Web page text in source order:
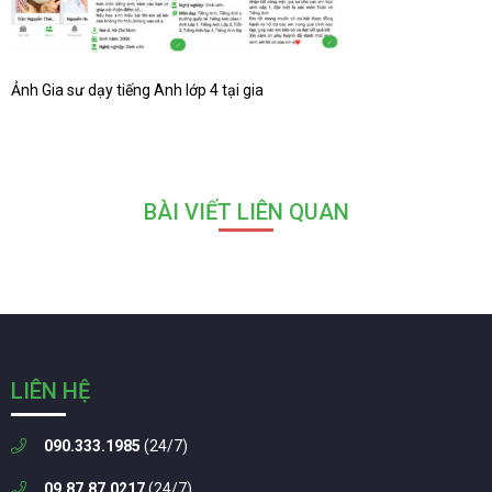
Ảnh Gia sư dạy tiếng Anh lớp 4 tại gia
BÀI VIẾT LIÊN QUAN
LIÊN HỆ
090.333.1985 (24/7)
09.87.87.0217(24/7)